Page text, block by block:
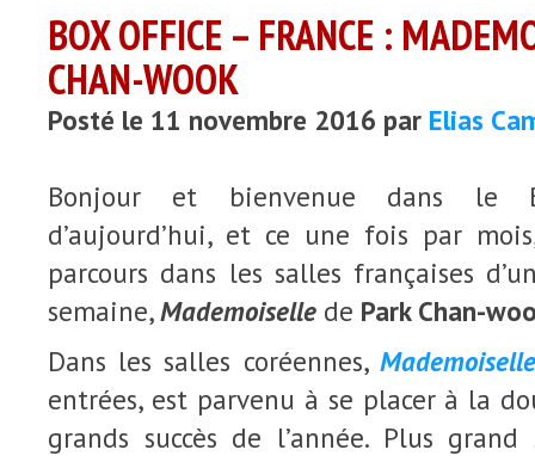
BOX OFFICE – FRANCE :
CHAN-WOOK
Posté le 11 novembre 2016 par Elias
Bonjour et bienvenue dans le
d’aujourd’hui, et ce une fois par
parcours dans les salles françaises
semaine,Mademoiselle de Park Chan-
Dans les salles coréennes, Mademoiselle
entrées, est parvenu à se placer à la
grands succès de l’année. Plus